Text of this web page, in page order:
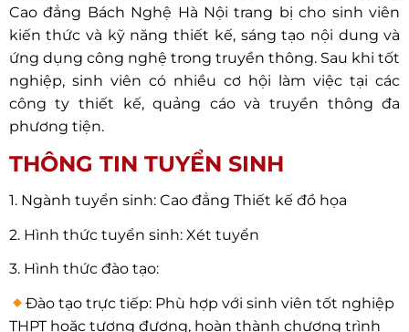
Cao đẳng Bách Nghệ Hà Nội trang bị cho sinh viên
kiến thức và kỹ năng thiết kế, sáng tạo nội dung và
ứng dụng công nghệ trong truyền thông. Sau khi tốt
nghiệp, sinh viên có nhiều cơ hội làm việc tại các
công ty thiết kế, quảng cáo và truyền thông đa
phương tiện.
THÔNG TIN TUYỂN SINH
1. Ngành tuyển sinh: Cao đẳng Thiết kế đồ họa
2. Hình thức tuyển sinh: Xét tuyển
3. Hình thức đào tạo:
Đào tạo trực tiếp: Phù hợp với sinh viên tốt nghiệp
THPT hoặc tương đương, hoàn thành chương trình